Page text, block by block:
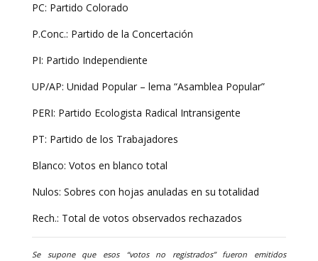
PC: Partido Colorado
P.Conc.: Partido de la Concertación
PI: Partido Independiente
UP/AP: Unidad Popular – lema “Asamblea Popular”
PERI: Partido Ecologista Radical Intransigente
PT: Partido de los Trabajadores
Blanco: Votos en blanco total
Nulos: Sobres con hojas anuladas en su totalidad
Rech.: Total de votos observados rechazados
Se supone que esos “votos no registrados” fueron emitidos